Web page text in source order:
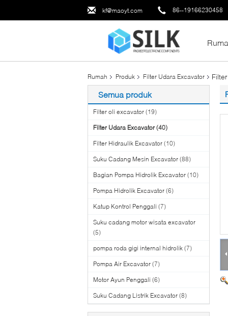
kf@maoyt.com 86--19166230458
Rumah Produk Filter Udara Excavator
Semua produk
Filter oli excavator (19)
Filter Udara Excavator (40)
Filter Hidraulik Excavator (10)
Suku Cadang Mesin Excavator (88)
Bagian Pompa Hidrolik Excavator (10)
Pompa Hidrolik Excavator (6)
Katup Kontrol Penggali (7)
Suku cadang motor wisata excavator
(5)
pompa roda gigi internal hidrolik (7)
Pompa Air Excavator (7)
Motor Ayun Penggali (6)
Suku Cadang Listrik Excavator (8)